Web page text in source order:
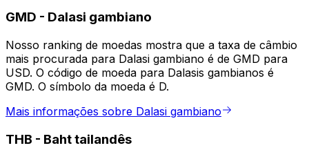
GMD - Dalasi gambiano
Nosso ranking de moedas mostra que a taxa de câmbio
mais procurada para Dalasi gambiano é de GMD para
USD. O código de moeda para Dalasis gambianos é
GMD. O símbolo da moeda é D.
Mais informações sobre Dalasi gambiano
THB - Baht tailandês